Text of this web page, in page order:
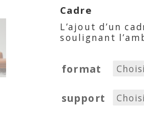
Cadre
L’ajout d’un
soulignant
format
support